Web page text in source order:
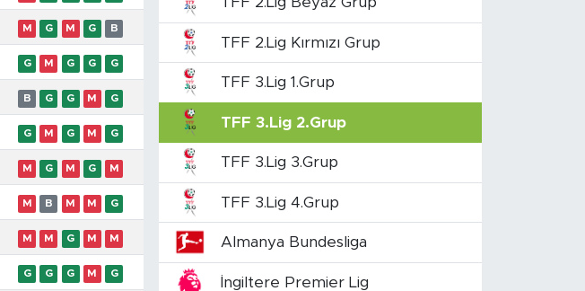
M G M G B
G M G G G
B G G M G
G M G M G
M G M G M
M B M M G
M M G M M
G G G M G
TFF 2.Lig Kırmızı Grup
TFF 3.Lig 1.Grup
TFF 3.Lig 2.Grup
TFF 3.Lig 3.Grup
TFF 3.Lig 4.Grup
Almanya Bundesliga
İngiltere Premier Lig